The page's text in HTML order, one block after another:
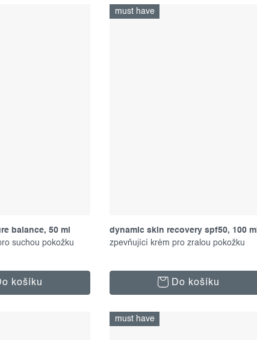
balance, 50 ml
suchou pokožku
košíku
must have
dynamic skin recovery spf50, 100 ml
zpevňující krém pro zralou pokožku
Do košíku
must have